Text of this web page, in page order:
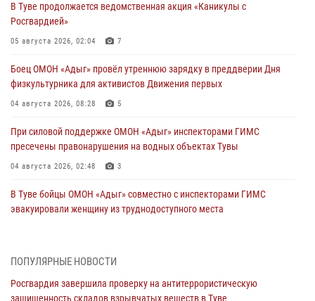
В Туве продолжается ведомственная акция «Каникулы с
Росгвардией»
05 августа 2026, 02:04 7
Боец ОМОН «Адыг» провёл утреннюю зарядку в преддверии Дня
физкультурника для активистов Движения первых
04 августа 2026, 08:28 5
При силовой поддержке ОМОН «Адыг» инспекторами ГИМС
пресечены правонарушения на водных объектах Тувы
04 августа 2026, 02:48 3
В Туве бойцы ОМОН «Адыг» совместно с инспекторами ГИМС
эвакуировали женщину из труднодоступного места
Росгвардия проверила организацию отдыха детей в детских
31 июля 2026, 03:49
ПОПУЛЯРНЫЕ НОВОСТИ
Росгвардия завершила проверку на антитеррористическую
защищенность складов взрывчатых веществ в Туве